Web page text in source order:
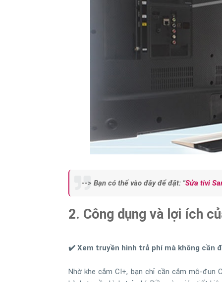
--> Bạn có thể vào đây để đặt: "Sửa tivi
2. Công dụng và lợi ích
✔️ Xem truyền hình trả phí mà không cần
Nhờ khe cắm CI+, bạn chỉ cần cắm mô-đun